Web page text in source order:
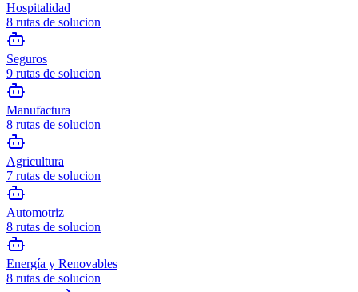
Hospitalidad
8 rutas de solucion
Seguros
9 rutas de solucion
Manufactura
8 rutas de solucion
Agricultura
7 rutas de solucion
Automotriz
8 rutas de solucion
Energía y Renovables
8 rutas de solucion